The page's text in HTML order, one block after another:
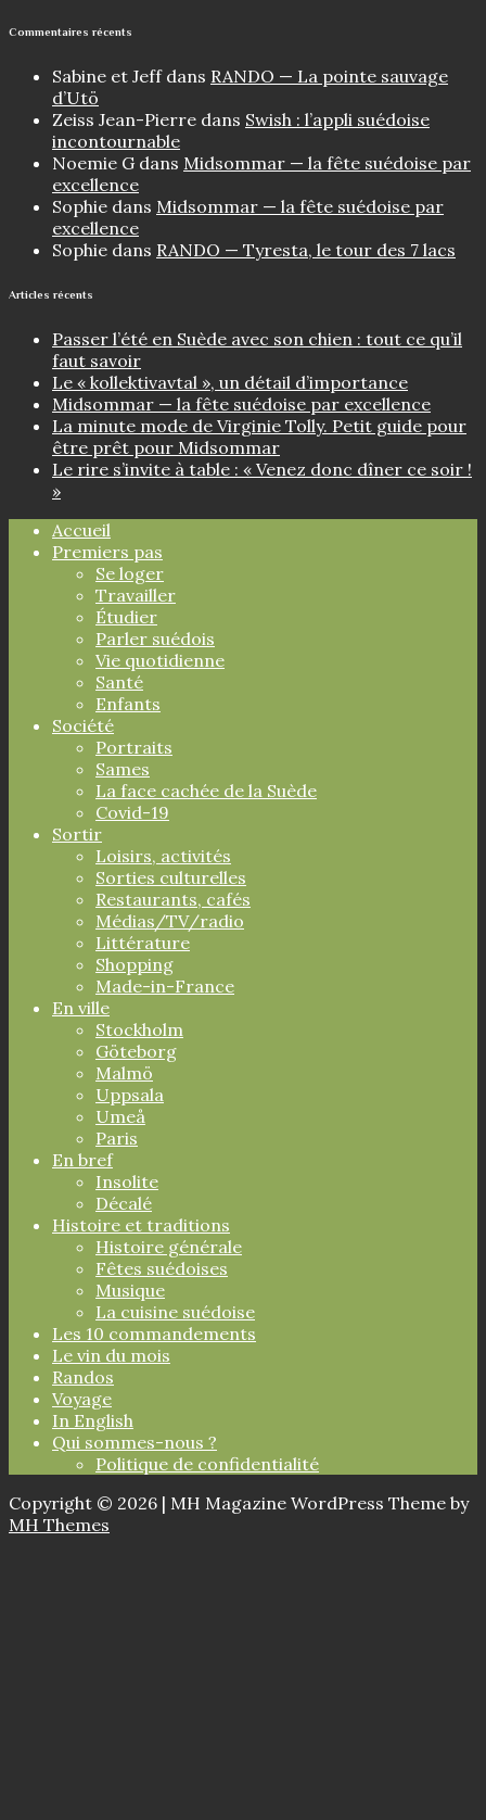
Commentaires récents
Sabine et Jeffdans RANDO — La pointe sauvage
d’Utö
Zeiss Jean-Pierre dans Swish : l’appli suédoise
incontournable
Noemie G dans Midsommar — la fête suédoise par
excellence
Sophie dans Midsommar — la fête suédoise par
excellence
Sophie dans RANDO — Tyresta, le tour des 7 lacs
Articles récents
Passer l’été en Suède avec son chien : tout ce qu’il
faut savoir
Le « kollektivavtal », un détail d’importance
Midsommar — la fête suédoise par excellence
La minute mode de Virginie Tolly. Petit guide pour
être prêt pour Midsommar
Le rire s’invite à table : « Venez donc dîner ce soir !
»
Accueil
Premiers pas
Se loger
Travailler
Étudier
Parler suédois
Vie quotidienne
Santé
Enfants
Société
Portraits
Sames
La face cachée de la Suède
Covid-19
Sortir
Loisirs, activités
Sorties culturelles
Restaurants, cafés
Médias/TV/radio
Littérature
Shopping
Made-in-France
En ville
Stockholm
Göteborg
Malmö
Uppsala
Umeå
Paris
En bref
Insolite
Décalé
Histoire et traditions
Histoire générale
Fêtes suédoises
Musique
La cuisine suédoise
Les 10 commandements
Le vin du mois
Randos
Voyage
In English
Qui sommes-nous ?
Politique de confidentialité
Copyright © 2026 | MH Magazine WordPress Theme by
MH Themes